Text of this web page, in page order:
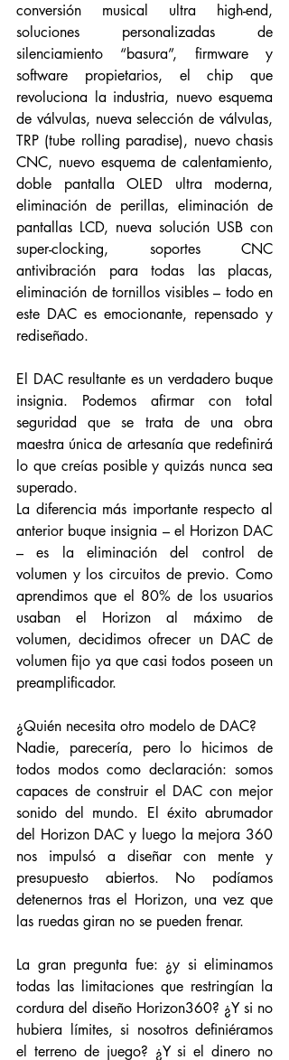
conversión musical ultra high-end,
soluciones personalizadas de
silenciamiento “basura”, firmware y
software propietarios, el chip que
revoluciona la industria, nuevo esquema
de válvulas, nueva selección de válvulas,
TRP (tube rolling paradise), nuevo chasis
CNC, nuevo esquema de calentamiento,
doble pantalla OLED ultra moderna,
eliminación de perillas, eliminación de
pantallas LCD, nueva solución USB con
super-clocking, soportes CNC
antivibración para todas las placas,
eliminación de tornillos visibles – todo en
este DAC es emocionante, repensado y
rediseñado.
El DAC resultante es un verdadero buque
insignia. Podemos afirmar con total
seguridad que se trata de una obra
maestra única de artesanía que redefinirá
lo que creías posible y quizás nunca sea
superado.
La diferencia más importante respecto al
anterior buque insignia – el Horizon DAC
– es la eliminación del control de
volumen y los circuitos de previo. Como
aprendimos que el 80% de los usuarios
usaban el Horizon al máximo de
volumen, decidimos ofrecer un DAC de
volumen fijo ya que casi todos poseen un
preamplificador.
¿Quién necesita otro modelo de DAC?
Nadie, parecería, pero lo hicimos de
todos modos como declaración: somos
capaces de construir el DAC con mejor
sonido del mundo. El éxito abrumador
del Horizon DAC y luego la mejora 360
nos impulsó a diseñar con mente y
presupuesto abiertos. No podíamos
detenernos tras el Horizon, una vez que
las ruedas giran no se pueden frenar.
La gran pregunta fue: ¿y si eliminamos
todas las limitaciones que restringían la
cordura del diseño Horizon360? ¿Y si no
hubiera límites, si nosotros definiéramos
el terreno de juego? ¿Y si el dinero no